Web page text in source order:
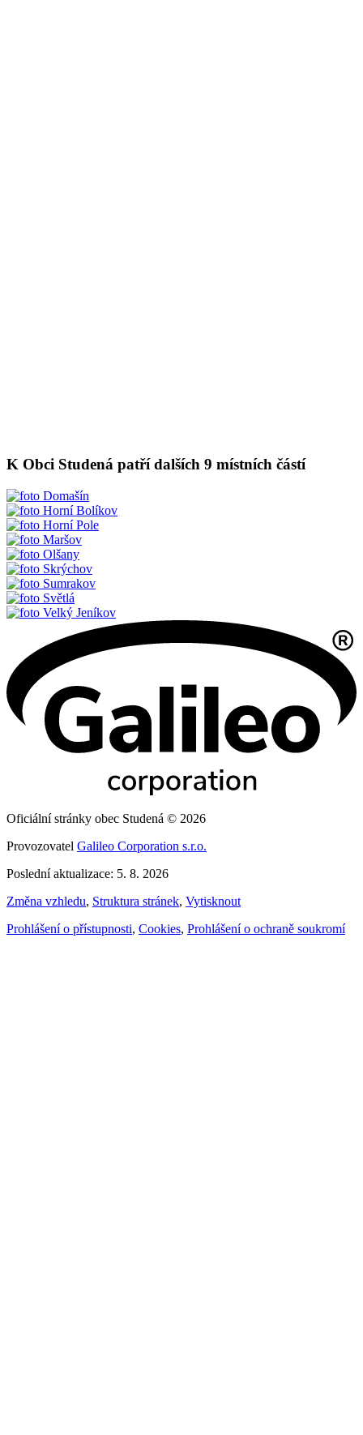
K Obci Studená patří dalších 9 místních částí
Domašín
Horní Bolíkov
Horní Pole
Maršov
Olšany
Skrýchov
Sumrakov
Světlá
Velký Jeníkov
Oficiální stránky obec Studená © 2026
Provozovatel Galileo Corporation s.r.o.
Poslední aktualizace: 5. 8. 2026
Změna vzhledu, Struktura stránek, Vytisknout
Prohlášení o přístupnosti, Cookies, Prohlášení o ochraně soukromí